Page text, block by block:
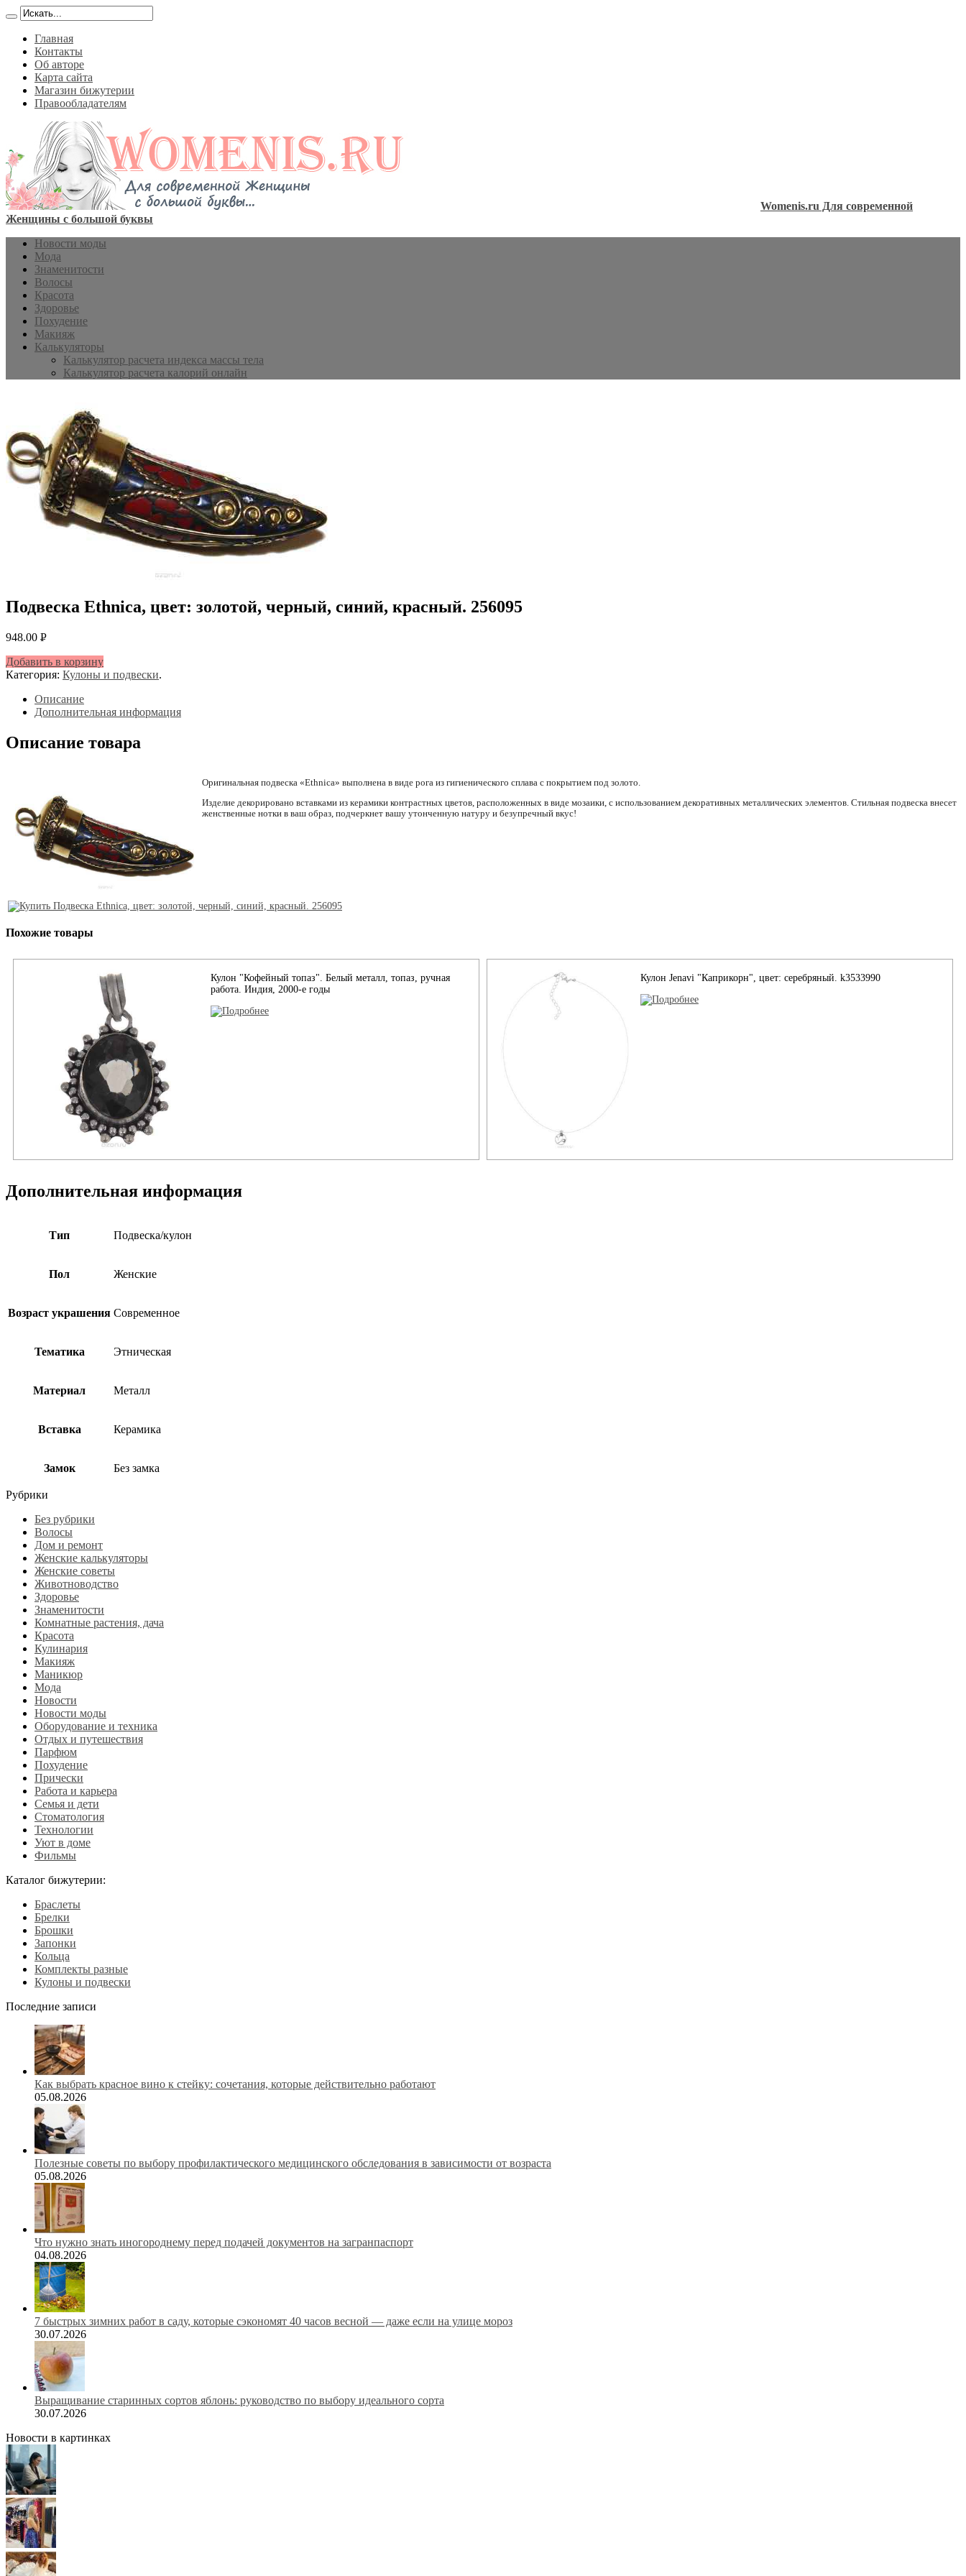
Главная
Контакты
Об авторе
Карта сайта
Магазин бижутерии
Правообладателям
Womenis.ru Для современной
Женщины с большой буквы
Новости моды
Мода
Знаменитости
Волосы
Красота
Здоровье
Похудение
Макияж
Калькуляторы
Калькулятор расчета индекса массы тела
Калькулятор расчета калорий онлайн
Подвеска Ethnica, цвет: золотой, черный, синий, красный. 256095
948.00 Р
Добавить в корзину
Категория: Кулоны и подвески.
Описание
Дополнительная информация
Описание товара
Оригинальная подвеска «Ethnica» выполнена в виде рога из гигиенического сплава с покрытием под золото.
Изделие декорировано вставками из керамики контрастных цветов, расположенных в виде мозаики, с использованием декоративных металлических элементов. Стильная подвеска внесет
женственные нотки в ваш образ, подчеркнет вашу утонченную натуру и безупречный вкус!
Похожие товары
Кулон "Кофейный топаз". Белый металл, топаз, ручная
работа. Индия, 2000-е годы
Кулон Jenavi "Каприкорн", цвет: серебряный. k3533990
Дополнительная информация
Тип Подвеска/кулон
Пол Женские
Возраст украшения Современное
Тематика Этническая
Материал Металл
Вставка Керамика
Замок Без замка
Рубрики
Без рубрики
Волосы
Дом и ремонт
Женские калькуляторы
Женские советы
Животноводство
Здоровье
Знаменитости
Комнатные растения, дача
Красота
Кулинария
Макияж
Маникюр
Мода
Новости
Новости моды
Оборудование и техника
Отдых и путешествия
Парфюм
Похудение
Прически
Работа и карьера
Семья и дети
Стоматология
Технологии
Уют в доме
Фильмы
Каталог бижутерии:
Браслеты
Брелки
Брошки
Запонки
Кольца
Комплекты разные
Кулоны и подвески
Последние записи
Как выбрать красное вино к стейку: сочетания, которые действительно работают
05.08.2026
Полезные советы по выбору профилактического медицинского обследования в зависимости от возраста
05.08.2026
Что нужно знать иногороднему перед подачей документов на загранпаспорт
04.08.2026
7 быстрых зимних работ в саду, которые сэкономят 40 часов весной — даже если на улице мороз
30.07.2026
Выращивание старинных сортов яблонь: руководство по выбору идеального сорта
30.07.2026
Новости в картинках